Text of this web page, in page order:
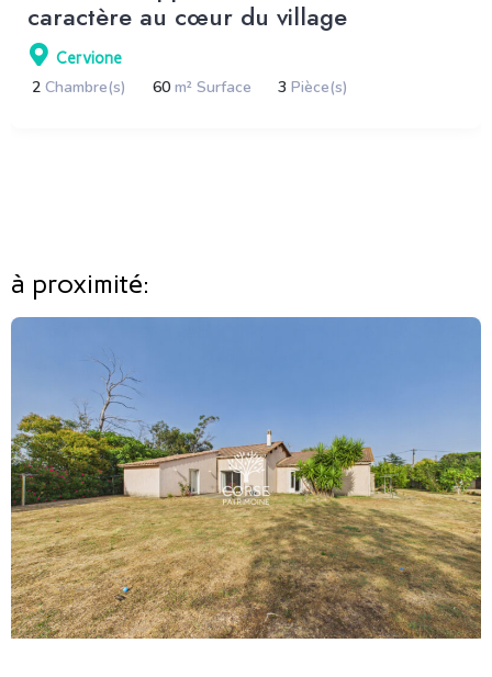
caractère au cœur du village
Cervione
2 Chambre(s) 60 m² Surface 3 Pièce(s)
à proximité: